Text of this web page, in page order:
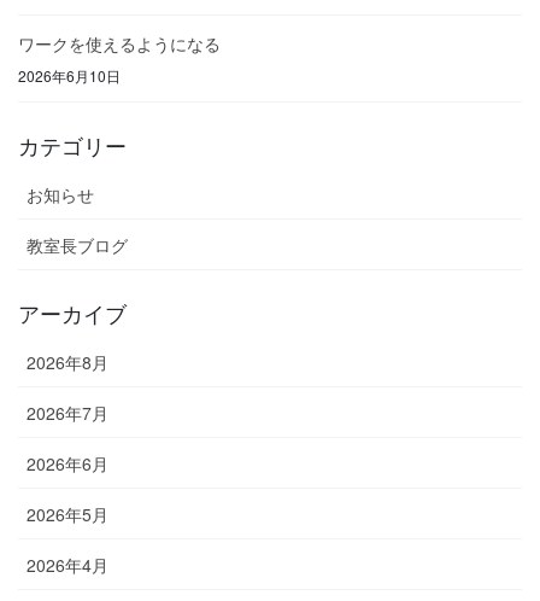
ワークを使えるようになる
2026年6月10日
カテゴリー
お知らせ
教室長ブログ
アーカイブ
2026年8月
2026年7月
2026年6月
2026年5月
2026年4月